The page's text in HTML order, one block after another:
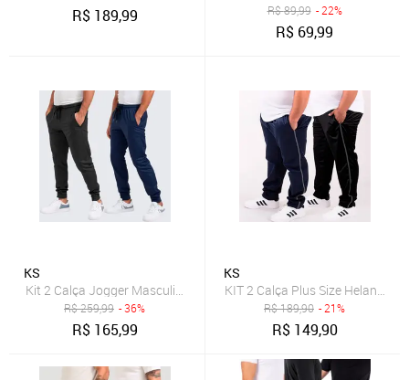
R$ 189,99 R$89,99 - 22%
R$ 69,99
KS
Kit 2 Calça Jogger Masculina Casual Skinny Treino Academia
R$259,99 - 36%
R$ 165,99
KS
KIT 2 Calça Plus Size Helanca
R$189,90 - 21%
R$ 149,90